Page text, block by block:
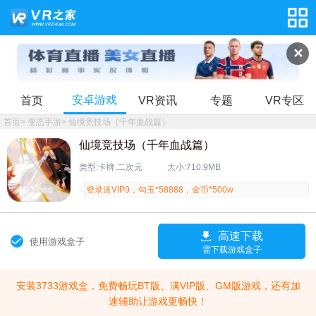
✕
首页 安卓游戏 VR资讯 专题 VR专区
首页> 变态手游> 仙境竞技场（千年血战篇）
仙境竞技场（千年血战篇）
类型:卡牌,二次元 大小:710.9MB
登录送VIP9，勾玉*58888，金币*500w
使用游戏盒子 高速下载
需下载游戏盒子
安装3733游戏盒，免费畅玩BT版、满VIP版、GM版游戏，还有加
速辅助让游戏更畅快！